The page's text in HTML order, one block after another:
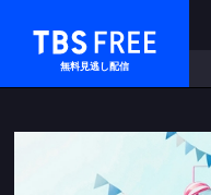
TBS FREE
無料見逃し配信